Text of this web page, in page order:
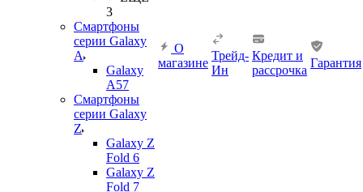
3
Смартфоны
серии Galaxy
A
Galaxy
A57
Смартфоны
серии Galaxy
Z
Galaxy Z
Fold 6
Galaxy Z
Fold 7
О
магазине
Трейд-
Ин
Кредит и
рассрочка
Гарантия